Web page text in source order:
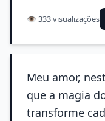
👁️ 333 visualizações
Meu amor,
que a magia
transforme